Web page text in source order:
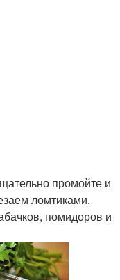
промойте и
ломтиками.
помидоров и